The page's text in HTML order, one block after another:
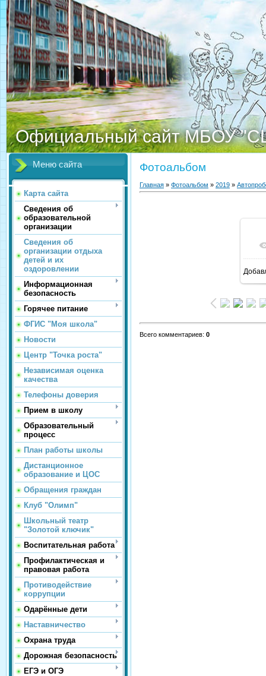
Официальный сайт МБОУ
Меню сайта
Карта сайта
Сведения об
образовательной
организации
Сведения об
организации отдыха
детей и их
оздоровлении
Информационная
безопасность
Горячее питание
ФГИС "Моя школа"
Новости
Центр "Точка роста"
Независимая оценка
качества
Телефоны доверия
Прием в школу
Образовательный
процесс
План работы школы
Дистанционное
образование и ЦОС
Обращения граждан
Клуб "Олимп"
Школьный театр
"Золотой ключик"
Воспитательная работа
Профилактическая и
правовая работа
Противодействие
коррупции
Одарённые дети
Наставничество
Охрана труда
Дорожная безопасность
ЕГЭ и ОГЭ
Фотоальбом
Главная » Фотоальбом » 2019 »
Всего комментариев: 0